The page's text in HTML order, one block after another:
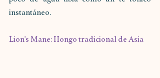
instantáneo.
Lion's Mane: Hongo tradicional de Asia